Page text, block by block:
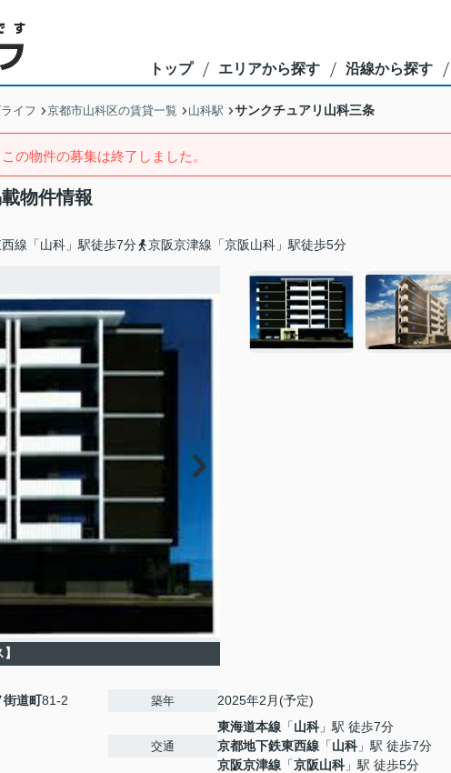
トップ エリアから探す 沿線から探す
イフ 京都市山科区の賃貸一覧 山科駅 サンクチュアリ山科三条
この物件の募集は終了しました。
物件情報
線「山科」駅徒歩7分 京阪京津線「京阪山科」駅徒歩5分
街道町81-2 築年 2025年2月(予定)
交通
東海道本線 「山科 」駅 徒歩7分
京都地下鉄東西線 「山科 」駅 徒歩7分
京阪京津線 「京阪山科 」駅 徒歩5分